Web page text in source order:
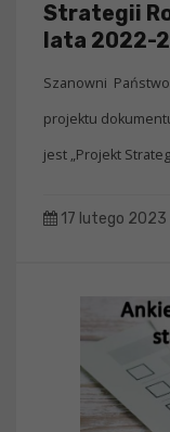
Strategii
lata 2022-
Szanowni
projektu
jest „Projekt
17 lutego 2023